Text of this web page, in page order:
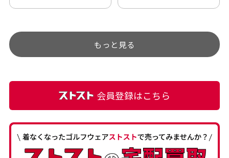
す。
うぐらい目立つことなく綺
麗な商品でお安く購入でき
もっと見る
会員登録はこちら